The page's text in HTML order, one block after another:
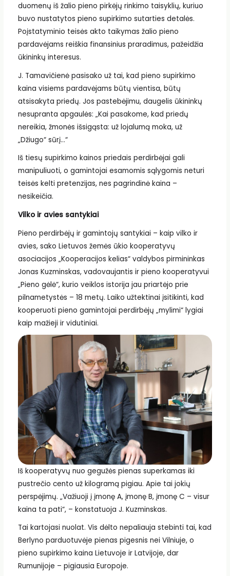
duomenų iš žalio pieno pirkėjų rinkimo taisyklių, kuriuo
buvo nustatytos pieno supirkimo sutarties detalės.
Poįstatyminio teisės akto taikymas žalio pieno
pardavėjams reiškia finansinius praradimus, pažeidžia
ūkininkų interesus.
J. Tamavičienė pasisako už tai, kad pieno supirkimo
kaina visiems pardavėjams būtų vientisa, būtų
atsisakyta priedų. Jos pastebėjimu, daugelis ūkininkų
nesupranta apgaulės: „Kai pasakome, kad priedų
nereikia, žmonės išsigąsta: už lojalumą moka, už
„Džiugo“ sūrį…“
Iš tiesų supirkimo kainos priedais perdirbėjai gali
manipuliuoti, o gamintojai esamomis sąlygomis neturi
teisės kelti pretenzijas, nes pagrindinė kaina –
nesikeičia.
Vilko ir avies santykiai
Pieno perdirbėjų ir gamintojų santykiai – kaip vilko ir
avies, sako Lietuvos žemės ūkio kooperatyvų
asociacijos „Kooperacijos kelias“ valdybos pirmininkas
Jonas Kuzminskas, vadovaujantis ir pieno kooperatyvui
„Pieno gėlė“, kurio veiklos istorija jau priartėjo prie
pilnametystės – 18 metų. Laiko užtektinai įsitikinti, kad
kooperuoti pieno gamintojai perdirbėjų „mylimi“ lygiai
kaip mažieji ir vidutiniai.
Iš kooperatyvų nuo gegužės pienas superkamas iki
pustrečio cento už kilogramą pigiau. Apie tai jokių
perspėjimų. „Važiuoji į įmonę A, įmonę B, įmonę C – visur
kaina ta pati“, – konstatuoja J. Kuzminskas.
Tai kartojasi nuolat. Vis dėlto nepaliauja stebinti tai, kad
Berlyno parduotuvėje pienas pigesnis nei Vilniuje, o
pieno supirkimo kaina Lietuvoje ir Latvijoje, dar
Rumunijoje – pigiausia Europoje.